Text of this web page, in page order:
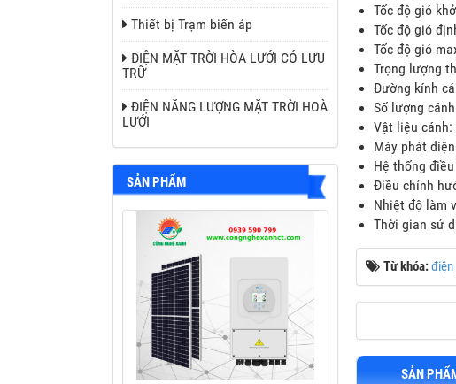
Tốc độ gió
Tốc độ gió
Tốc độ gió
Trọng lượng
Đường kính
Số lượng
Vật liệu
Máy phát
Hệ thống
Điều chỉnh
Nhiệt độ làm
Thời gian sử
Từ khóa:điện
SẢN
Thiết bị Trạm biến áp
ĐIỆN MẶT TRỜI HÒA LƯỚI CÓ LƯU
TRỮ
ĐIỆN NĂNG LƯỢNG MẶT TRỜI HOÀ
LƯỚI
SẢN PHẨM